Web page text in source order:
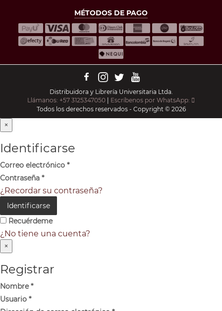
MÉTODOS DE PAGO
Distribuidora y Librería Universitaria Ltda.
Llámanos: +57 3125347050
Escríbenos por WhatsApp:
Todos los derechos reservados - Copyright © 2026
×
Identificarse
Correo electrónico *
Contraseña *
¿Recordar su contraseña?
Identificarse
Recuérdeme
¿No tiene una cuenta?
×
Registrar
Nombre*
Usuario *